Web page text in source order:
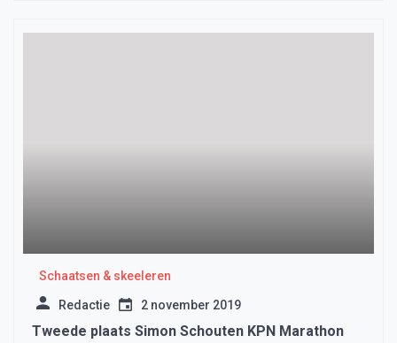
Schaatsen & skeeleren
Redactie 2 november 2019
Tweede plaats Simon Schouten KPN Marathon